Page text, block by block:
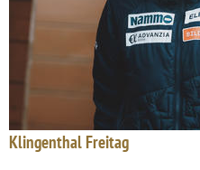
Klingenthal Freitag